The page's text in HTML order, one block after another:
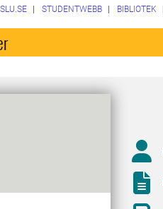
SLU.SE STUDENTWEBB BIBLIOTEK